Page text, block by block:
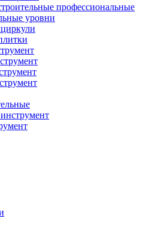
профессиональные
уровни